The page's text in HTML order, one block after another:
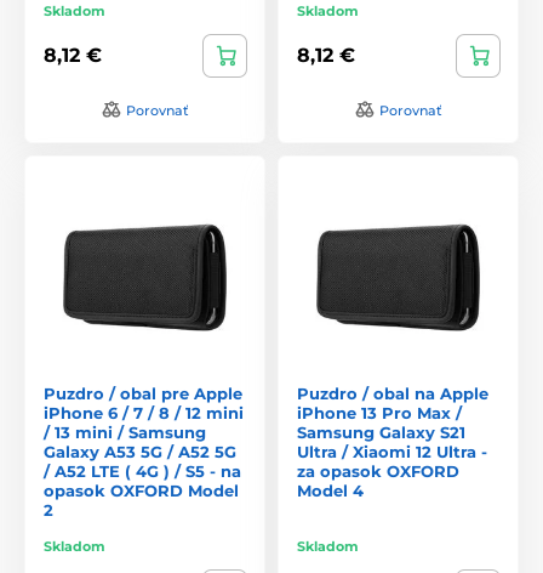
Skladom
8,12 €
Porovnať
Skladom
8,12 €
Porovnať
Puzdro / obal pre Apple
iPhone 6 / 7 / 8 / 12 mini
/ 13 mini / Samsung
Galaxy A53 5G / A52 5G
/ A52 LTE ( 4G ) / S5 - na
opasok OXFORD Model
2
Skladom
Puzdro / obal na Apple
iPhone 13 Pro Max /
Samsung Galaxy S21
Ultra / Xiaomi 12 Ultra -
za opasok OXFORD
Model 4
Skladom